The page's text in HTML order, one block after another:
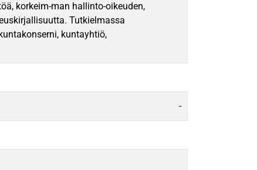
korkeim-man hallinto-oikeuden,
Tutkielmassa
kuntayhtiö,
-